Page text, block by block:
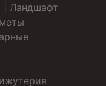
| Ландшафт